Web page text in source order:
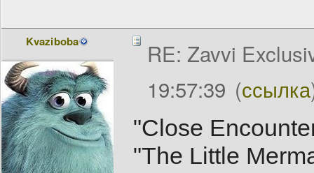
Kvaziboba
RE: Zavvi
19:57:39 (ссылка
"Close
"The Little